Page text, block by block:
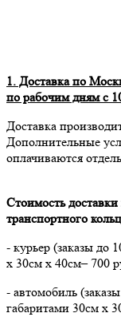
1. Доставка по
по рабочим дням с
Доставка
Дополнительные
оплачиваются
Стоимость
транспортного
- курьер (заказы до
х 30см х 40см– 700
- автомобиль
габаритами 30см х